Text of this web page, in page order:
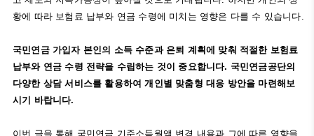
황에 따라 보험료 납부와 연금 수령에 미치는 영향은 다를 수 있습니다.
국민연금 가입자 본인의 소득 수준과 은퇴 계획에 맞춰 적절한 보험료
납부와 연금 수령 전략을 수립하는 것이 중요합니다. 국민연금공단의
다양한 상담 서비스를 활용하여 개인별 맞춤형 대응 방안을 마련해보
시기 바랍니다.
이번 글을 통해 국민연금 기준소득월액 변경 내용과 그에 따른 영향을